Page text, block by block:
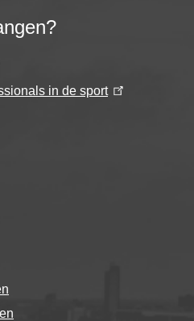
in de sport